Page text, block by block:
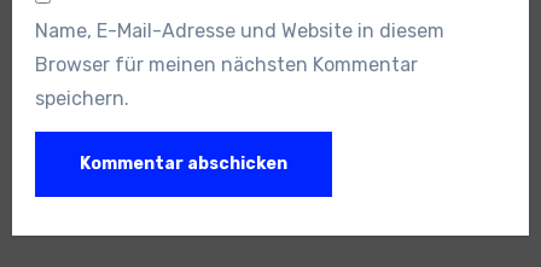
Name, E-Mail-Adresse und Website in diesem
Browser für meinen nächsten Kommentar
speichern.